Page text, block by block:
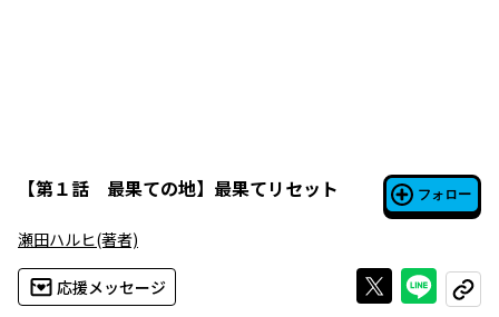
【第１話 最果ての地】 最果てリセット フォロー
瀬田ハルヒ(著者)
応援メッセージ Xで投稿する
ライン
コピー